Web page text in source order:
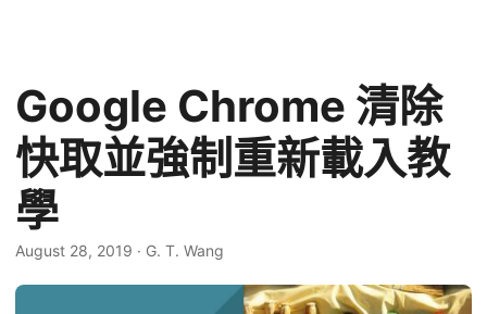
Google Chrome 清除
快取並強制重新載入教
學
August 28, 2019 · G. T. Wang